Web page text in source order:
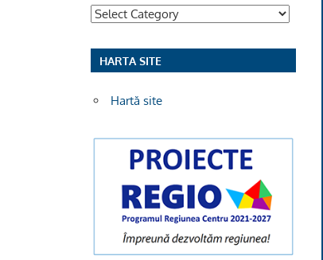
Categorii
HARTA SITE
Hartă site